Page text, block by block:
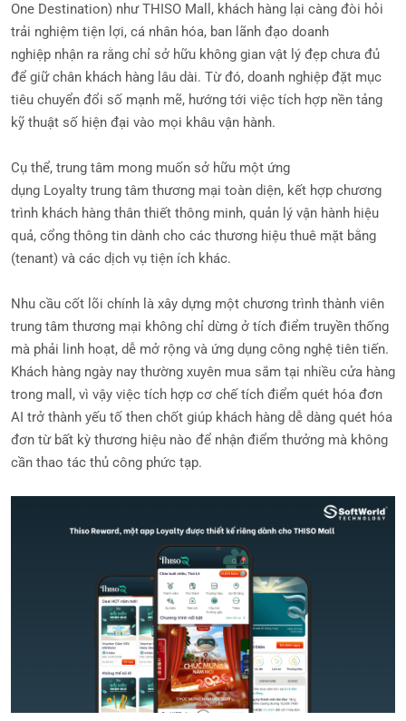
One Destination) như THISO Mall, khách hàng lại càng đòi hỏi
trải nghiệm tiện lợi, cá nhân hóa, ban lãnh đạo doanh
nghiệp nhận ra rằng chỉ sở hữu không gian vật lý đẹp chưa đủ
để giữ chân khách hàng lâu dài. Từ đó, doanh nghiệp đặt mục
tiêu chuyển đổi số mạnh mẽ, hướng tới việc tích hợp nền tảng
kỹ thuật số hiện đại vào mọi khâu vận hành.
Cụ thể, trung tâm mong muốn sở hữu một ứng
dụng Loyalty trung tâm thương mại toàn diện, kết hợp chương
trình khách hàng thân thiết thông minh, quản lý vận hành hiệu
quả, cổng thông tin dành cho các thương hiệu thuê mặt bằng
(tenant) và các dịch vụ tiện ích khác.
Nhu cầu cốt lõi chính là xây dựng một chương trình thành viên
trung tâm thương mại không chỉ dừng ở tích điểm truyền thống
mà phải linh hoạt, dễ mở rộng và ứng dụng công nghệ tiên tiến.
Khách hàng ngày nay thường xuyên mua sắm tại nhiều cửa hàng
trong mall, vì vậy việc tích hợp cơ chế tích điểm quét hóa đơn
AI trở thành yếu tố then chốt giúp khách hàng dễ dàng quét hóa
đơn từ bất kỳ thương hiệu nào để nhận điểm thưởng mà không
cần thao tác thủ công phức tạp.